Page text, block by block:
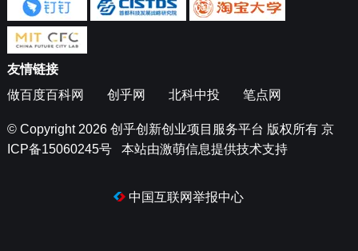
友情链接
做百度百科网
创乎网 北科中投 笔点网
© Copyright 2026 创乎创新创业项目服务平台 版权所有 京
ICP备15060245号本站由激萌信息提供技术支持
中国互联网举报中心